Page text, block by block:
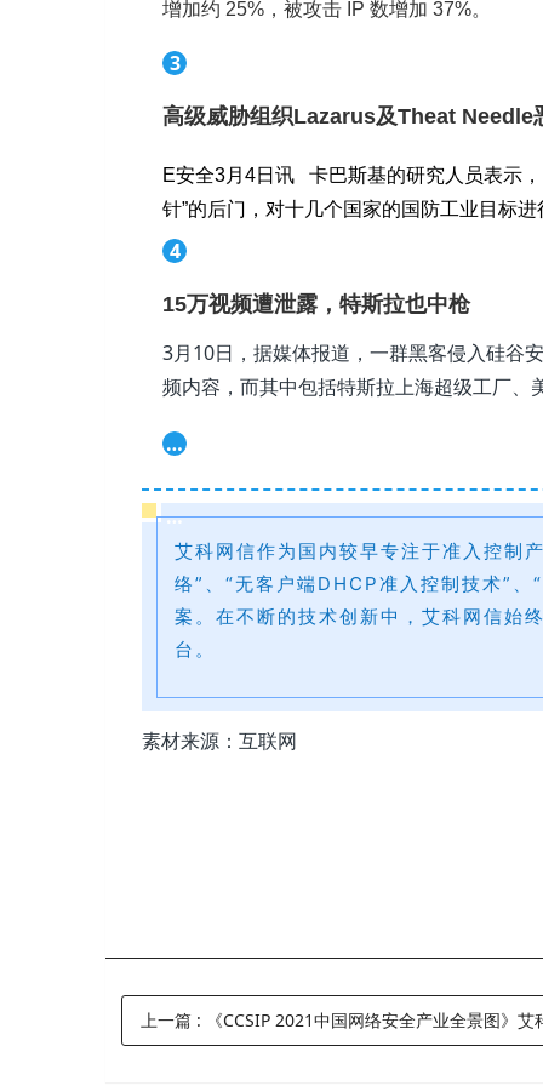
增加约 25%，被攻击 IP 数增加 37%。
3
高级威胁组织Lazarus及Theat Needle
E安全3月4日讯 卡巴斯基的研究人员表示
针”的后门，对十几个国家的国防工业目标
4
15万视频遭泄露，特斯拉也中枪
3月10日，据媒体报道，一群黑客侵入硅谷
频内容，而其中包括特斯拉上海超级工厂
…
…
…
艾科网信作为国内较早专注于准入控制
络”、“无客户端DHCP准入控制技术”
案。在不断的技术创新中，艾科网信始
台。
素材来源：互联网
上一篇 : 《CCSIP 2021中国网络安全产业全景图》艾科网信